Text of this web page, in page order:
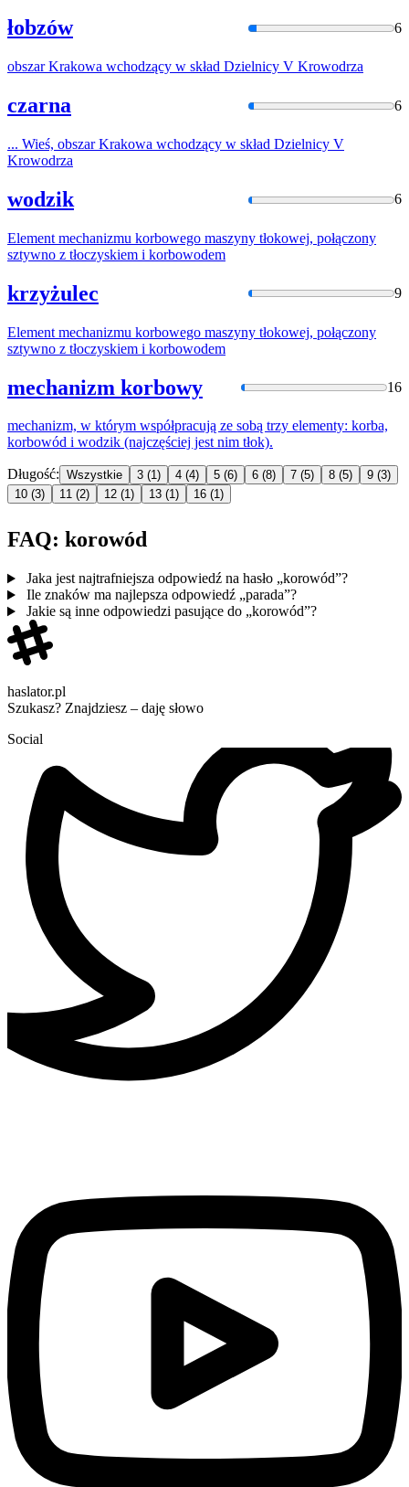
łobzów 6
obszar Krakowa wchodzący w skład Dzielnicy V Krowodrza
czarna 6
... Wieś, obszar Krakowa wchodzący w skład Dzielnicy V
Krowodrza
wodzik 6
Element mechanizmu korbowego maszyny tłokowej, połączony
sztywno z tłoczyskiem i korbowodem
krzyżulec 9
Element mechanizmu korbowego maszyny tłokowej, połączony
sztywno z tłoczyskiem i korbowodem
mechanizm korbowy 16
mechanizm, w którym współpracują ze sobą trzy elementy: korba,
korbowód i wodzik (najczęściej jest nim tłok).
Długość: Wszystkie 3 (1) 4 (4) 5 (6) 6 (8) 7 (5) 8 (5) 9 (3)
10 (3) 11 (2) 12 (1) 13 (1) 16 (1)
FAQ: korowód
Jaka jest najtrafniejsza odpowiedź na hasło „korowód”?
Ile znaków ma najlepsza odpowiedź „parada”?
Jakie są inne odpowiedzi pasujące do „korowód”?
haslator.pl
Szukasz? Znajdziesz – daję słowo
Social